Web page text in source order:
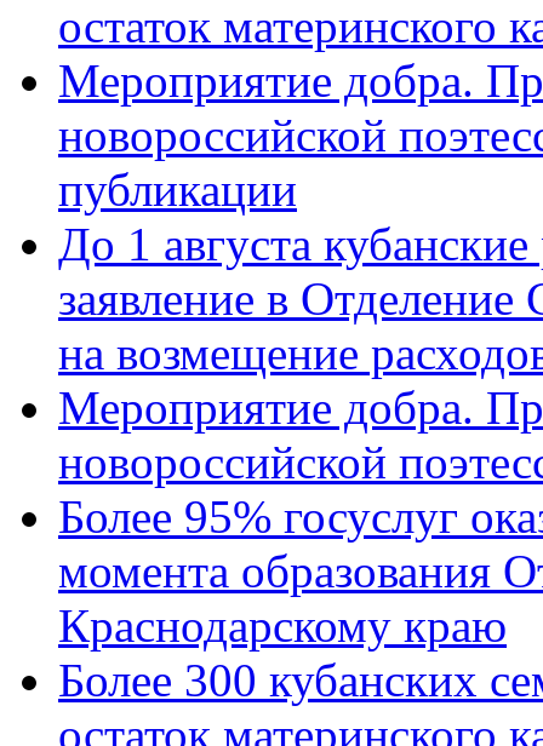
остаток материнского
Мероприятие добра.
новороссийской
публикации
До 1 августа
заявление в
на возмещение
Мероприятие добра.
новороссийской
Более 95% госуслуг
момента образования
Краснодарскому краю
Более 300 кубанских
остаток материнского